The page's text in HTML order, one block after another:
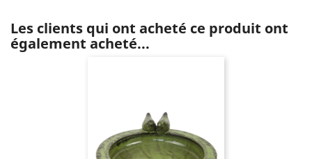
Les clients qui ont acheté ce produit ont
également acheté...